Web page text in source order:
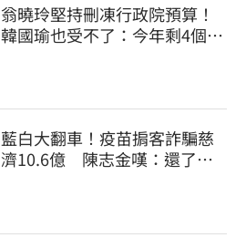
翁曉玲堅持刪凍行政院預算！
韓國瑜也受不了：今年剩4個月
藍白大翻車！疫苗掮客詐騙慈
濟10.6億 陳志金嘆：還了陳